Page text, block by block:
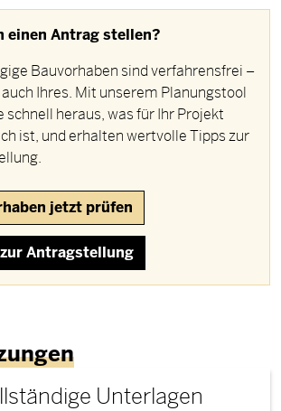
einen Antrag stellen?
Bauvorhaben sind verfahrensfrei –
Ihres. Mit unserem Planungstool
schnell heraus, was für Ihr Projekt
ist, und erhalten wertvolle Tipps zur
jetzt prüfen
Antragstellung
Unterlagen